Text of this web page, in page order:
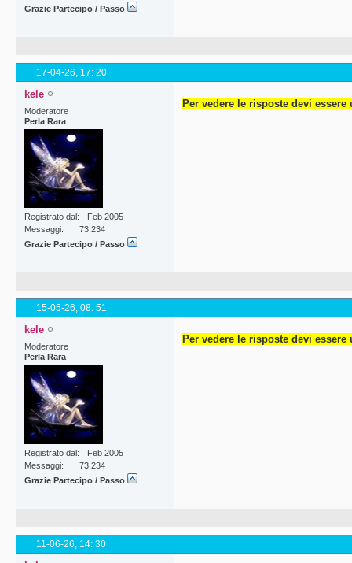
Grazie Partecipo / Passo
17-04-26, 17: 20
kele
Moderatore
Perla Rara
Registrato dal
Feb 2005
Messaggi
73,234
Grazie Partecipo / Passo
Per vedere le risposte devi
15-05-26, 08: 51
kele
Moderatore
Perla Rara
Registrato dal
Feb 2005
Messaggi
73,234
Grazie Partecipo / Passo
Per vedere le risposte devi
11-06-26, 14: 30